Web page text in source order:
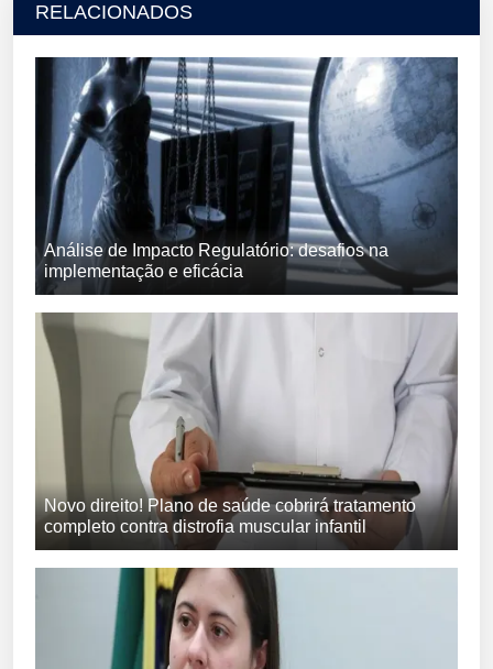
RELACIONADOS
Análise de Impacto Regulatório: desafios na
implementação e eficácia
Novo direito! Plano de saúde cobrirá tratamento
completo contra distrofia muscular infantil